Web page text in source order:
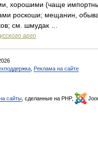
хорошими (чаще
роскоши; мещанин,
см. шмудак …
арго
Реклама на сайте
сайты , сделанные на PHP,